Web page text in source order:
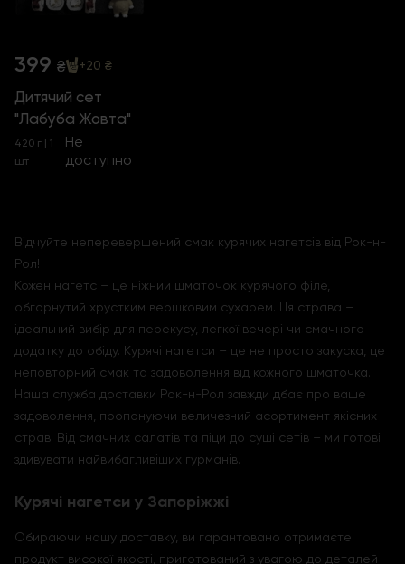
399 ₴ +20 ₴
Дитячий сет
"Лабуба Жовта"
420 г | 1
шт
Не
доступно
Відчуйте неперевершений смак курячих нагетсів від Рок-н-
Рол!
Кожен нагетс – це ніжний шматочок курячого філе,
обгорнутий хрустким вершковим сухарем. Ця страва –
ідеальний вибір для перекусу, легкої вечері чи смачного
додатку до обіду. Курячі нагетси – це не просто закуска, це
неповторний смак та задоволення від кожного шматочка.
Наша служба доставки Рок-н-Рол завжди дбає про ваше
задоволення, пропонуючи величезний асортимент якісних
страв. Від смачних салатів та піци до суші сетів – ми готові
здивувати найвибагливіших гурманів.
Курячі нагетси у Запоріжжі
Обираючи нашу доставку, ви гарантовано отримаєте
продукт високої якості, приготований з увагою до деталей